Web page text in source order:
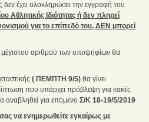
έχει ολοκληρώσει την εγγραφή του
Αθλητικής Ιδιότητας ή δεν πληρεί
για το επίπεδό του, ΔΕΝ μπορεί
αριθμού των υποψηφίων θα
( ΠΕΜΠΤΗ 9/5) θα γίνει
που υπάρχει πρόβλεψη για κακές
αναβληθεί για επόμενο Σ/Κ 18-19/5/2019
να ενημερωθείτε εγκαίρως με